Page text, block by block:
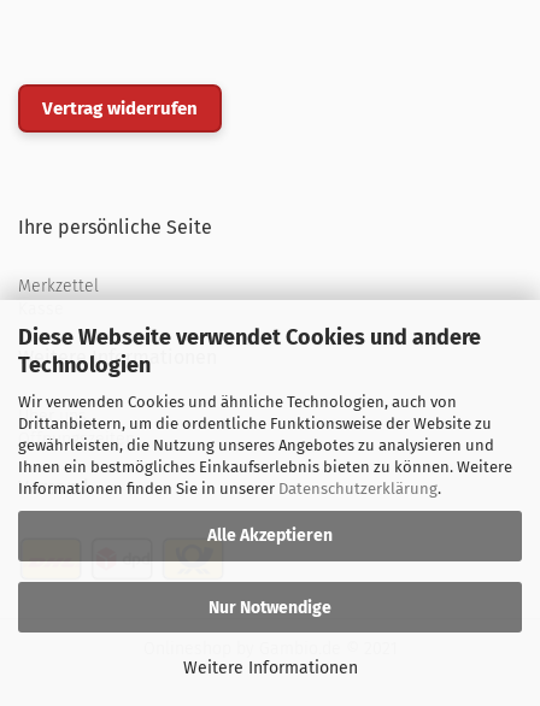
Diese Webseite verwendet Cookies und andere
Technologien
Wir verwenden Cookies und ähnliche Technologien, auch von
Drittanbietern, um die ordentliche Funktionsweise der Website zu
gewährleisten, die Nutzung unseres Angebotes zu analysieren und
Ihnen ein bestmögliches Einkaufserlebnis bieten zu können. Weitere
Informationen finden Sie in unserer Datenschutzerklärung.
Alle Akzeptieren
Nur Notwendige
Weitere Informationen
Vertrag widerrufen
Ihre persönliche Seite
Merkzettel
Weitere Informationen
Über uns
Öffnungszeiten
Versand